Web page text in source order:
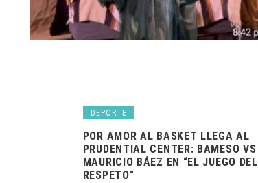
DEPORTE
POR AMOR AL BASKET LLEGA AL
PRUDENTIAL CENTER: BAMESO VS
MAURICIO BÁEZ EN “EL JUEGO DEL
RESPETO”